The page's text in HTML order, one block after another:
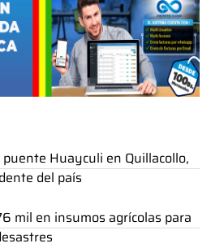
puente Huayculi en Quillacollo,
del país
mil en insumos agrícolas para